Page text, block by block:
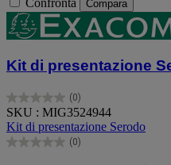
Compara
Kit di presentazione
(0)
0.0
su
5
stelle.
SKU : MIG3524944
Kit di presentazione Serodo
(0)
0.0